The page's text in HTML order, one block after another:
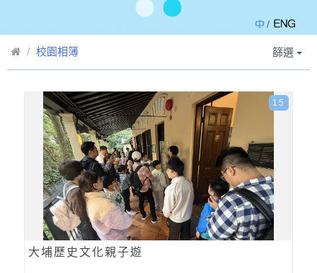
/
校園相簿 篩選
大埔歷史文化親子遊
15